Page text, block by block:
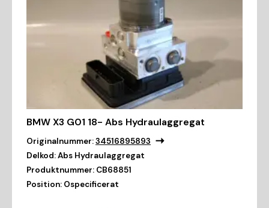
BMW X3 G01 18- Abs Hydraulaggregat
Originalnummer:34516895893
Delkod:Abs Hydraulaggregat
Produktnummer: CB68851
Position: Ospecificerat